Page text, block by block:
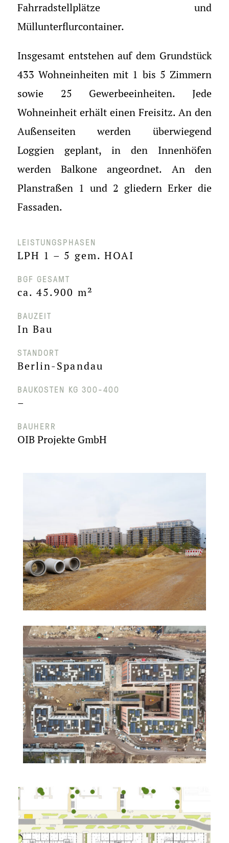
Fahrradstellplätze und
Müllunterflurcontainer.
Insgesamt entstehen auf dem Grundstück
433 Wohneinheiten mit 1 bis 5 Zimmern
sowie 25 Gewerbeeinheiten. Jede
Wohneinheit erhält einen Freisitz. An den
Außenseiten werden überwiegend
Loggien geplant, in den Innenhöfen
werden Balkone angeordnet. An den
Planstraßen 1 und 2 gliedern Erker die
Fassaden.
LEISTUNGSPHASEN
LPH 1 – 5 gem. HOAI
BGF GESAMT
ca. 45.900 m²
BAUZEIT
In Bau
STANDORT
Berlin-Spandau
BAUKOSTEN KG 300-400
–
BAUHERR
OIB Projekte GmbH